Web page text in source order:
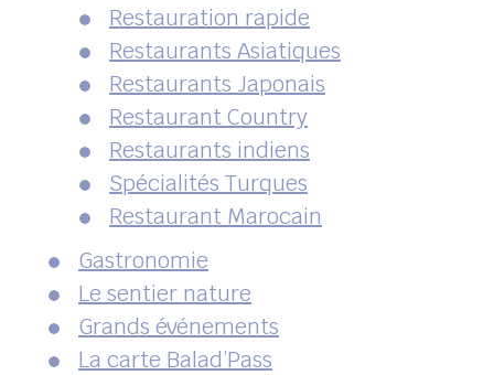
Restauration rapide
Restaurants Asiatiques
Restaurants Japonais
Restaurant Country
Restaurants indiens
Spécialités Turques
Restaurant Marocain
Gastronomie
Le sentier nature
Grands événements
La carte Balad’Pass